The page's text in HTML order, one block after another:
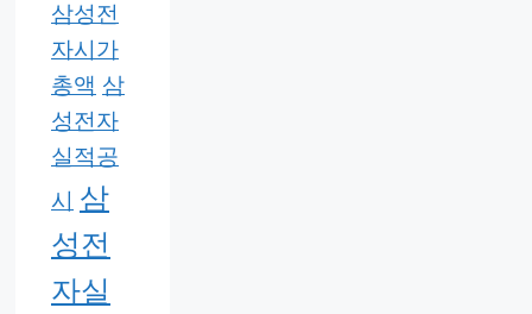
삼성전
자시가
총액 삼
성전자
실적공
시
삼
성전
자실